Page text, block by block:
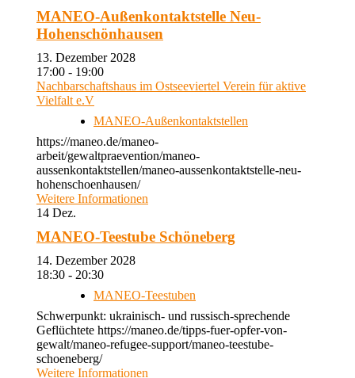
MANEO-Außenkontaktstelle Neu-
Hohenschönhausen
13. Dezember 2028
17:00 - 19:00
Nachbarschaftshaus im Ostseeviertel Verein für aktive
Vielfalt e.V
MANEO-Außenkontaktstellen
https://maneo.de/maneo-
arbeit/gewaltpraevention/maneo-
aussenkontaktstellen/maneo-aussenkontaktstelle-neu-
hohenschoenhausen/
Weitere Informationen
14 Dez.
MANEO-Teestube Schöneberg
14. Dezember 2028
18:30 - 20:30
MANEO-Teestuben
Schwerpunkt: ukrainisch- und russisch-sprechende
Geflüchtete https://maneo.de/tipps-fuer-opfer-von-
gewalt/maneo-refugee-support/maneo-teestube-
schoeneberg/
Weitere Informationen